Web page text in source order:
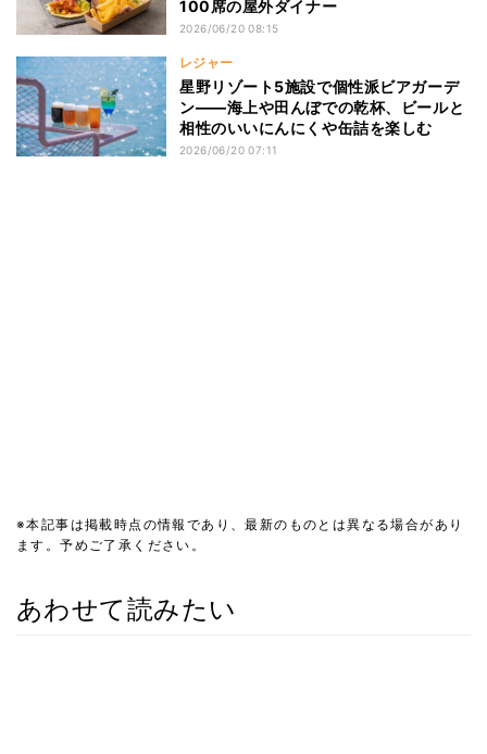
100席の屋外ダイナー
2026/06/20 08:15
レジャー
星野リゾート5施設で個性派ビアガーデ
ン——海上や田んぼでの乾杯、ビールと
相性のいいにんにくや缶詰を楽しむ
2026/06/20 07:11
※本記事は掲載時点の情報であり、最新のものとは異なる場合があり
ます。予めご了承ください。
あわせて読みたい